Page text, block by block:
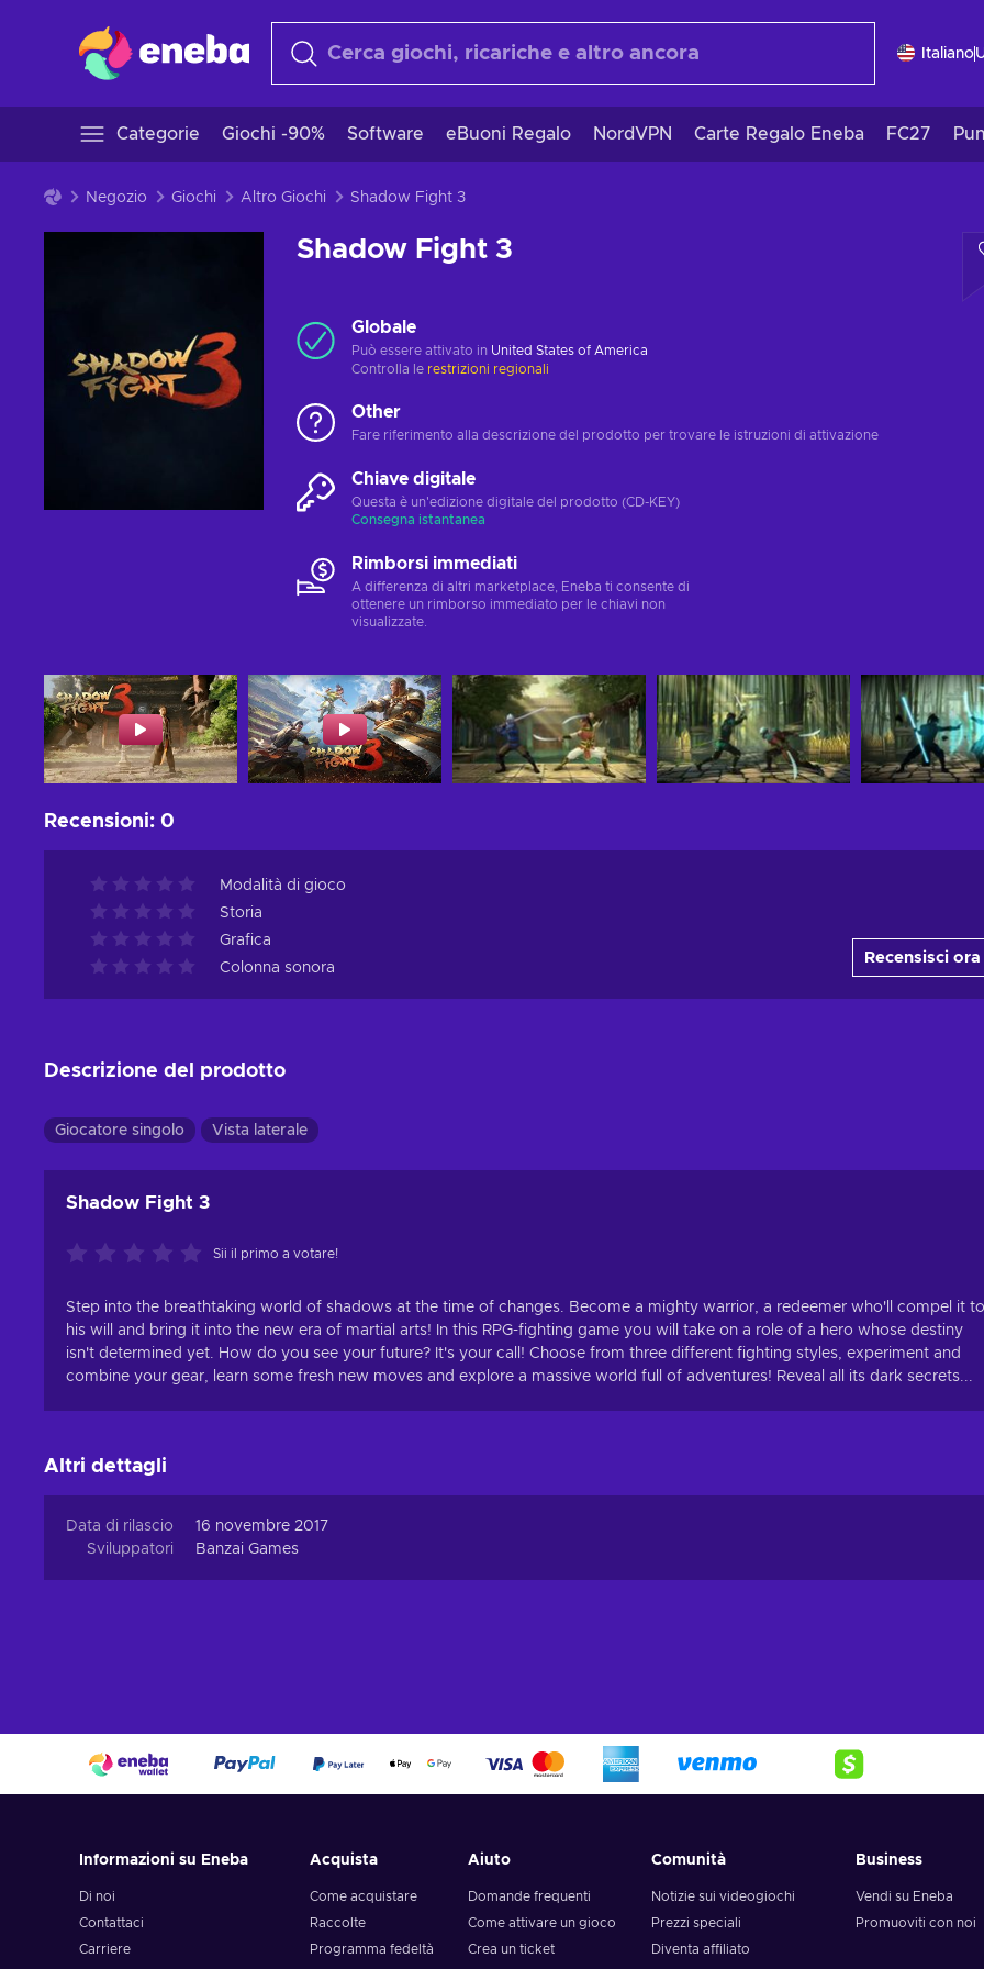
Italiano
Categorie Giochi -90% Software eBuoni Regalo NordVPN Carte Regalo Eneba FC27
Negozio Giochi Altro Giochi Shadow Fight 3
Shadow Fight 3
Globale
Può essere attivato in United States of America
Controlla le restrizioni regionali
Other
Fare riferimento alla descrizione del prodotto per trovare le istruzioni di attivazione
Chiave digitale
Questa è un'edizione digitale del prodotto (CD-KEY)
Consegna istantanea
Rimborsi immediati
A differenza di altri marketplace, Eneba ti consente di
ottenere un rimborso immediato per le chiavi non
visualizzate.
Recensioni: 0
Modalità di gioco
Storia
Grafica
Colonna sonora
Recensisci ora
Descrizione del prodotto
Giocatore singolo Vista laterale
Shadow Fight 3
Sii il primo a votare!
Step into the breathtaking world of shadows at the time of changes. Become a mighty warrior, a redeemer who'll compel it to
his will and bring it into the new era of martial arts! In this RPG-fighting game you will take on a role of a hero whose destiny
isn't determined yet. How do you see your future? It's your call! Choose from three different fighting styles, experiment and
combine your gear, learn some fresh new moves and explore a massive world full of adventures! Reveal all its dark secrets...
Altri dettagli
Data di rilascio
16 novembre 2017
Sviluppatori
Banzai Games
Informazioni su Eneba
Di noi
Contattaci
Carriere
Acquista
Come acquistare
Raccolte
Programma fedeltà
Aiuto
Domande frequenti
Come attivare un gioco
Crea un ticket
Comunità
Notizie sui videogiochi
Prezzi speciali
Diventa affiliato
Business
Vendi su Eneba
Promuoviti con noi